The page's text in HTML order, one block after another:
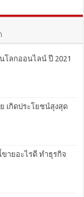
โลกออนไลน์ ปี 2021
เกิดประโยชน์สุงสุด
ายอะไรดี ทำธุรกิจ